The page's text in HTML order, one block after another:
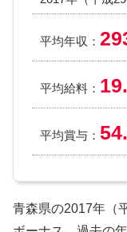
平均年収：
平均給料：
平均賞与：
青森県の2017年（